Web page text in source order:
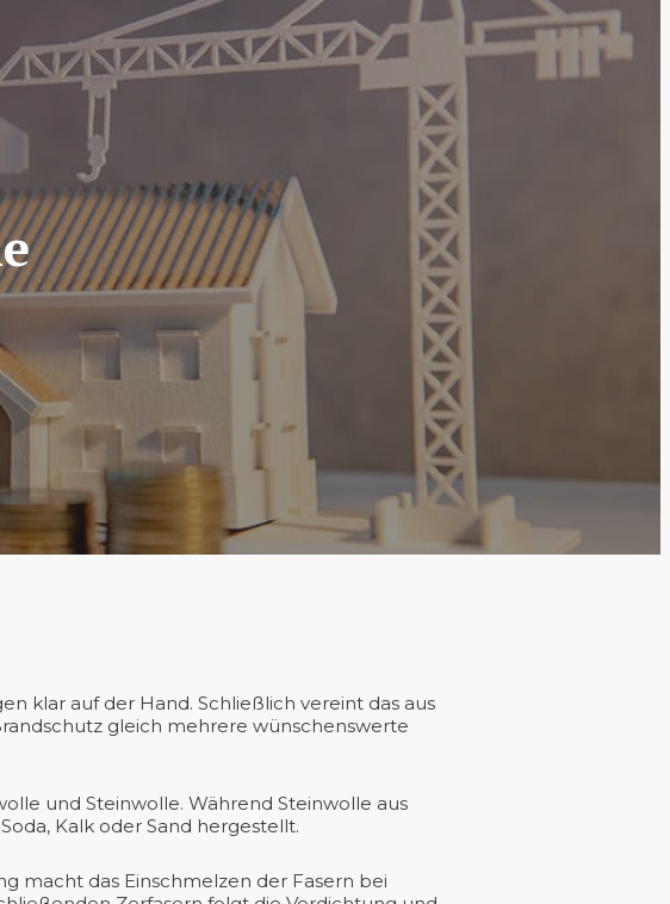
klar auf der Hand. Schließlich vereint das aus
gleich mehrere wünschenswerte
und Steinwolle. Während Steinwolle aus
Kalk oder Sand hergestellt.
macht das Einschmelzen der Fasern bei